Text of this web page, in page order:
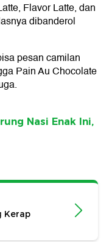
Flavor Latte, dan
dibanderol
pesan camilan
Pain Au Chocolate
Nasi Enak Ini,
Kerap